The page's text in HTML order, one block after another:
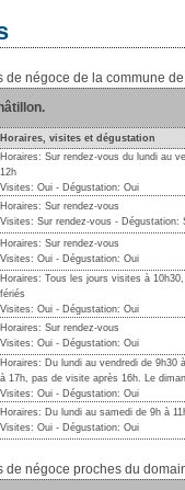
négoce de la commune
Horaires, visites et dégustation
Horaires: Sur rendez-vous du lundi au
12h
Visites: Oui - Dégustation: Oui
Horaires: Sur rendez-vous
Visites: Sur rendez-vous - Dégustation:
Horaires: Sur rendez-vous
Visites: Oui - Dégustation: Oui
Horaires: Tous les jours visites à
fériés
Visites: Oui - Dégustation: Oui
Horaires: Sur rendez-vous
Visites: Oui - Dégustation: Oui
Horaires: Du lundi au vendredi de 9h30
à 17h, pas de visite après 16h. Le
Visites: Oui - Dégustation: Oui
Horaires: Du lundi au samedi de 9h à
Visites: Oui - Dégustation: Oui
négoce proches du